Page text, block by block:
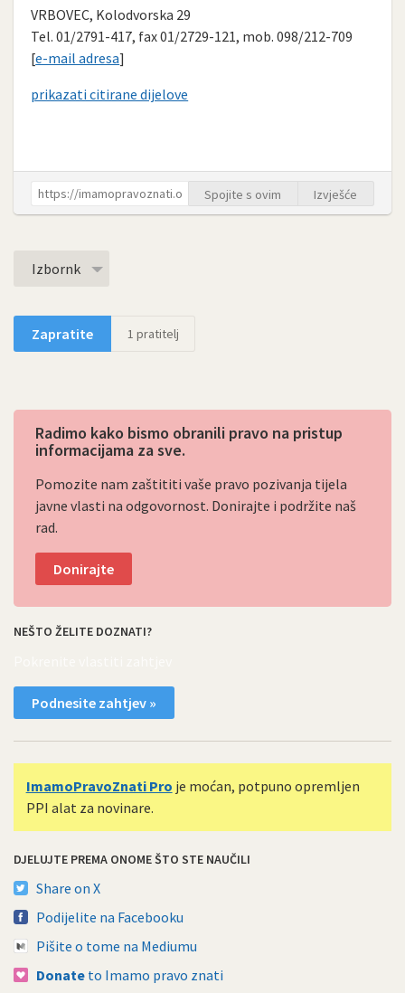
VRBOVEC, Kolodvorska 29
Tel. 01/2791-417, fax 01/2729-121, mob. 098/212-709
[e-mail adresa]
prikazati citirane dijelove
Spojite s ovim Izvješće
Izbornk
Zapratite 1 pratitelj
Radimo kako bismo obranili pravo na pristup
informacijama za sve.
Pomozite nam zaštititi vaše pravo pozivanja tijela
javne vlasti na odgovornost. Donirajte i podržite naš
rad.
Donirajte
NEŠTO ŽELITE DOZNATI?
Podnesite zahtjev »
ImamoPravoZnati Pro je moćan, potpuno opremljen
PPI alat za novinare.
DJELUJTE PREMA ONOME ŠTO STE NAUČILI
Share on X
Podijelite na Facebooku
Pišite o tome na Mediumu
Donate to Imamo pravo znati